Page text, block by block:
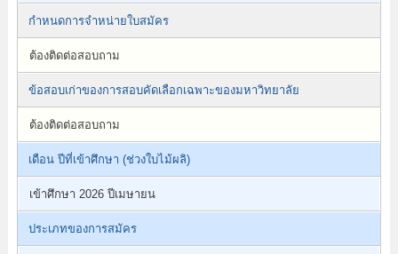
กำหนดการจำหน่ายใบสมัคร
ต้องติดต่อสอบถาม
ข้อสอบเก่าของการสอบคัดเลือกเฉพาะของมหาวิทยาลัย
ต้องติดต่อสอบถาม
เดือน ปีที่เข้าศึกษา (ช่วงใบไม้ผลิ)
เข้าศึกษา 2026 ปีเมษายน
ประเภทของการสมัคร